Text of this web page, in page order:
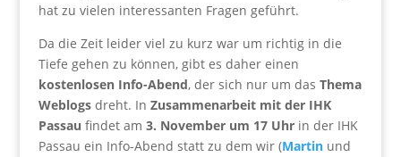
hat zu vielen interessanten Fragen geführt.
Da die Zeit leider viel zu kurz war um richtig in die
Tiefe gehen zu können, gibt es daher einen
kostenlosen Info-Abend, der sich nur um das Thema
Weblogsdreht. In Zusammenarbeit mit der IHK
Passau findet am 3. November um 17 Uhrin der IHK
Passau ein Info-Abend statt zu dem wir (Martinund